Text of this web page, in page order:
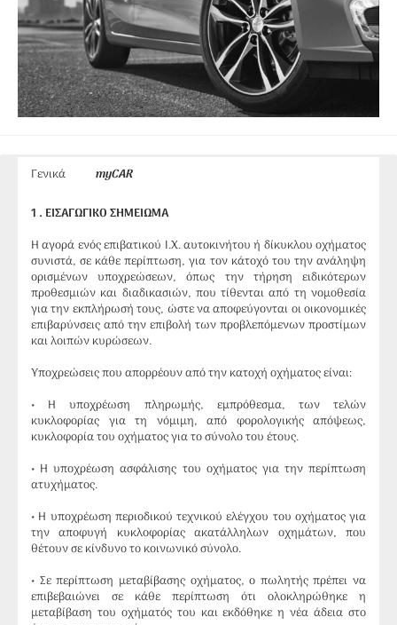
Γενικά myCAR
1 . ΕΙΣΑΓΩΓΙΚΟ ΣΗΜΕΙΩΜΑ
Η αγορά ενός επιβατικού Ι.Χ. αυτοκινήτου ή δίκυκλου οχήματος
συνιστά, σε κάθε περίπτωση, για τον κάτοχό του την ανάληψη
ορισμένων υποχρεώσεων, όπως την τήρηση ειδικότερων
προθεσμιών και διαδικασιών, που τίθενται από τη νομοθεσία
για την εκπλήρωσή τους, ώστε να αποφεύγονται οι οικονομικές
επιβαρύνσεις από την επιβολή των προβλεπόμενων προστίμων
και λοιπών κυρώσεων.
Υποχρεώσεις που απορρέουν από την κατοχή οχήματος είναι:
• Η υποχρέωση πληρωμής, εμπρόθεσμα, των τελών
κυκλοφορίας για τη νόμιμη, από φορολογικής απόψεως,
κυκλοφορία του οχήματος για το σύνολο του έτους.
• Η υποχρέωση ασφάλισης του οχήματος για την περίπτωση
ατυχήματος.
• Η υποχρέωση περιοδικού τεχνικού ελέγχου του οχήματος για
την αποφυγή κυκλοφορίας ακατάλληλων οχημάτων, που
θέτουν σε κίνδυνο το κοινωνικό σύνολο.
• Σε περίπτωση μεταβίβασης οχήματος, ο πωλητής πρέπει να
επιβεβαιώνει σε κάθε περίπτωση ότι ολοκληρώθηκε η
μεταβίβαση του οχήματός του και εκδόθηκε η νέα άδεια στο